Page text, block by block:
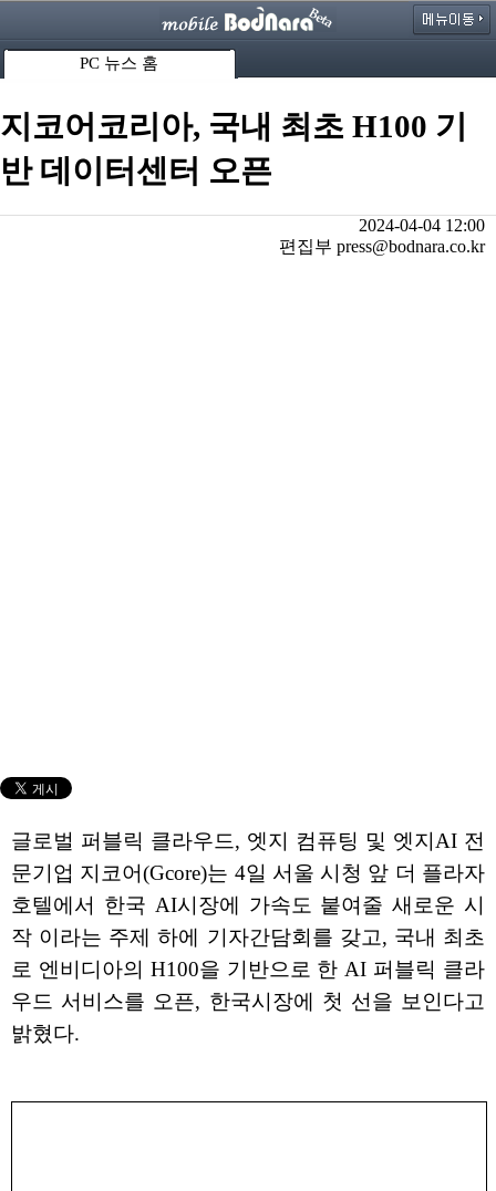
PC 뉴스 홈
지코어코리아, 국내 최초 H100 기
반 데이터센터 오픈
2024-04-04 12:00
편집부 press@bodnara.co.kr
글로벌 퍼블릭 클라우드, 엣지 컴퓨팅 및 엣지AI 전
문기업 지코어(Gcore)는 4일 서울 시청 앞 더 플라자
호텔에서 한국 AI시장에 가속도 붙여줄 새로운 시
작 이라는 주제 하에 기자간담회를 갖고, 국내 최초
로 엔비디아의 H100을 기반으로 한 AI 퍼블릭 클라
우드 서비스를 오픈, 한국시장에 첫 선을 보인다고
밝혔다.